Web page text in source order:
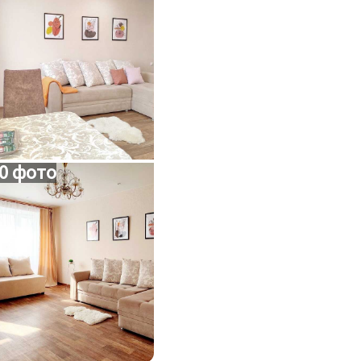
фото